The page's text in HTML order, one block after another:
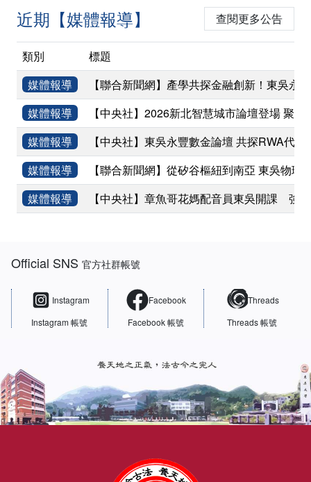
近期【媒體報導】 查閱更多公告
類別
標題
媒體報導
【聯合新聞網】產學共探金融創新！東吳
媒體報導
【中央社】2026新北智慧城市論壇登場 聚
媒體報導
【中央社】東吳永豐數金論壇 共探RWA代幣
媒體報導
【聯合新聞網】從矽谷樞紐到南亞 東吳物理
媒體報導
【中央社】章魚哥花媽配音員東吳開課 強
Official SNS官方社群帳號
Instagram
Instagram 帳號
Facebook
Facebook 帳號
Threads
Threads 帳號